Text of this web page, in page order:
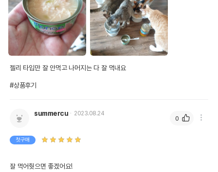
조단백질 16% 88.89%
조회분
젤리 타입만 잘 안먹고 나머지는 다 잘 먹내요
#상품후기
summercu 2023.08.24
첫구매
잘 먹어줫으면 좋겠어요!
0